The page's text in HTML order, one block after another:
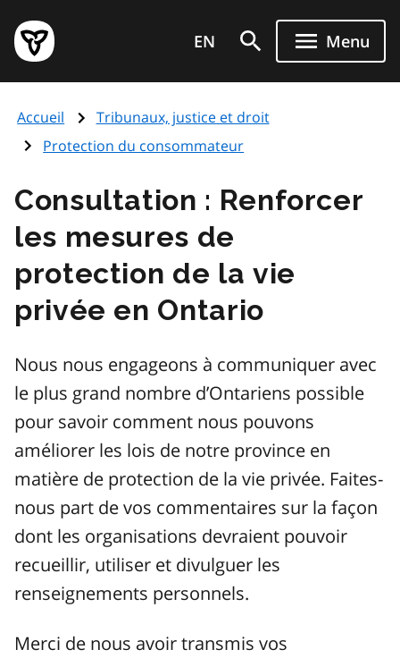
au
contenu
principal
Page
d'accueil
de
l'Ontario
EN Menu
Accueil
Tribunaux, justice et droit
Protection du consommateur
Consultation : Renforcer
les mesures de
protection de la vie
privée en Ontario
Nous nous engageons à communiquer avec
le plus grand nombre d’Ontariens possible
pour savoir comment nous pouvons
améliorer les lois de notre province en
matière de protection de la vie privée. Faites-
nous part de vos commentaires sur la façon
dont les organisations devraient pouvoir
recueillir, utiliser et divulguer les
renseignements personnels.
Merci de nous avoir transmis vos